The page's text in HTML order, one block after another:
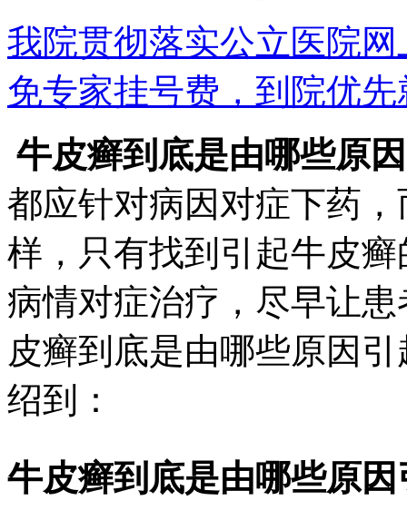
我院贯彻落实公立医院
免专家挂号费，到院优先
牛皮癣到底是由哪些原
都应针对病因对症下药
样，只有找到引起牛皮
病情对症治疗，尽早让
皮癣到底是由哪些原因引
绍到：
牛皮癣到底是由哪些原因